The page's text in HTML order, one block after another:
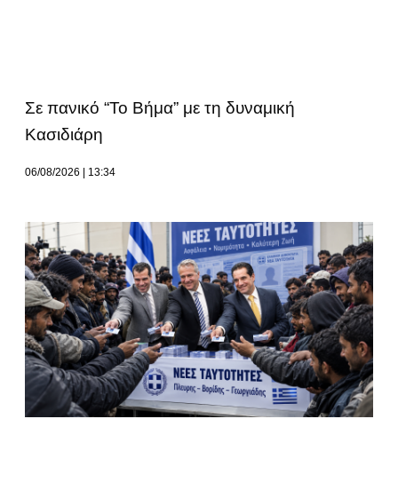
Σε πανικό “Το Βήμα” με τη δυναμική
Κασιδιάρη
06/08/2026 13:34